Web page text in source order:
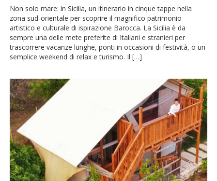
Non solo mare: in Sicilia, un itinerario in cinque tappe nella
zona sud-orientale per scoprire il magnifico patrimonio
artistico e culturale di ispirazione Barocca. La Sicilia è da
sempre una delle mete preferite di Italiani e stranieri per
trascorrere vacanze lunghe, ponti in occasioni di festività, o un
semplice weekend di relax e turismo. Il […]